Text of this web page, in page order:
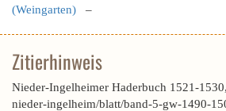
(Weingarten) –
Zitierhinweis
Nieder-Ingelheimer Haderbuch 1521-
nieder-ingelheim/blatt/band-5-gw-1490-